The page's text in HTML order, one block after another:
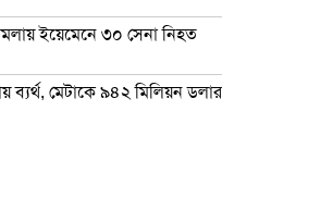
ইয়েমেনে ৩০ সেনা নিহত
ব্যর্থ, মেটাকে ৯৪২ মিলিয়ন ডলার